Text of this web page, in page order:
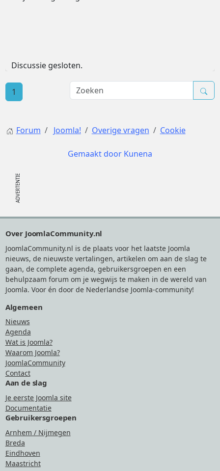
Discussie gesloten.
1
Forum Joomla! Overige vragen Cookie
Gemaakt door Kunena
Over JoomlaCommunity.nl
JoomlaCommunity.nl is de plaats voor het laatste Joomla
nieuws, de nieuwste vertalingen, artikelen om aan de slag te
gaan, de complete agenda, gebruikersgroepen en een
behulpzaam forum om je wegwijs te maken in de wereld van
Joomla. Voor én door de Nederlandse Joomla-community!
Algemeen
Nieuws
Agenda
Wat is Joomla?
Waarom Joomla?
JoomlaCommunity
Contact
Aan de slag
Je eerste Joomla site
Documentatie
Gebruikersgroepen
Arnhem / Nijmegen
Breda
Eindhoven
Maastricht